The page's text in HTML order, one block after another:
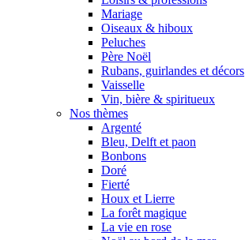
Nos thèmes
Argenté
Bleu, Delft et paon
Bonbons
Doré
Fierté
Houx et Lierre
La forêt magique
La vie en rose
Mariage
Oiseaux & hiboux
Peluches
Père Noël
Rubans, guirlandes et décors
Vaisselle
Vin, bière & spiritueux